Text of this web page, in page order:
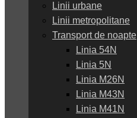
Linii urbane
Linii metropolitane
Transport de noapte
Linia 54N
Linia 5N
Linia M26N
Linia M43N
Linia M41N